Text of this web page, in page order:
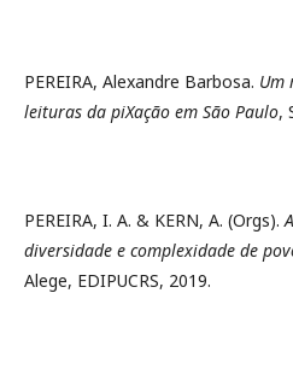
PEREIRA, Alexandre Barbosa. Um
leituras da piXação em São Paulo,
PEREIRA, I. A. & KERN, A. (Orgs).
diversidade e complexidade de
Alege, EDIPUCRS, 2019.